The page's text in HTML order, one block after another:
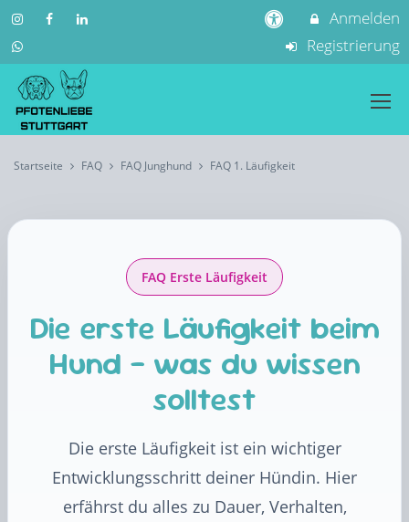
Anmelden
Registrierung
Startseite FAQ FAQ Junghund FAQ 1. Läufigkeit
FAQ Erste Läufigkeit
Die erste Läufigkeit beim
Hund – was du wissen
solltest
Die erste Läufigkeit ist ein wichtiger
Entwicklungsschritt deiner Hündin. Hier
erfährst du alles zu Dauer, Verhalten,